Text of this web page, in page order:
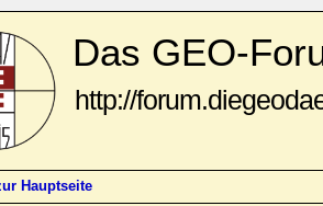
Das GEO-
http://
Hauptseite